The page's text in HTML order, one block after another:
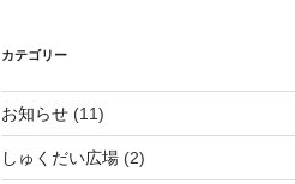
カテゴリー
お知らせ(11)
しゅくだい広場(2)